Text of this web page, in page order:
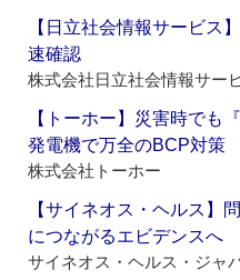
【日立社会情報サービス
速確認
株式会社日立社会情報サー
【トーホー】災害時で
発電機で万全のBCP対策
株式会社トーホー
【サイネオス・ヘルス】
につながるエビデンスへ
サイネオス・ヘルス・ジャ